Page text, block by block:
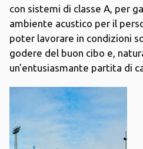
con sistemi di classe A, per
ambiente acustico per il
poter lavorare in condizioni
godere del buon cibo e,
un'entusiasmante partita di